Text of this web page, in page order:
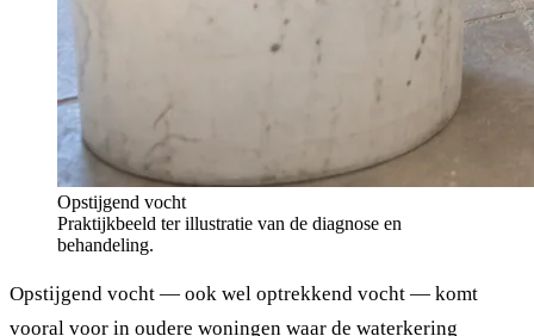
Opstijgend vocht
Praktijkbeeld ter illustratie van de diagnose en
behandeling.
Opstijgend vocht — ook wel optrekkend vocht — komt
vooral voor in oudere woningen waar de waterkering